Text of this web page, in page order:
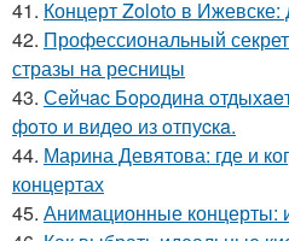
41. Концерт Zoloto в
42. Профессиональный
стразы на ресницы
43. Сeйчac Бopoдинa
фoтo и видeo из oтпуcкa.
44. Марина Девятова: где и
концертах
45. Анимационные концерты: